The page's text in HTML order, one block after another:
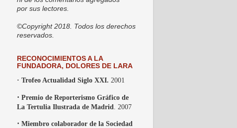
por sus lectores.
©Copyright 2018. Todos los derechos
reservados.
RECONOCIMIENTOS A LA
FUNDADORA, DOLORES DE LARA
· Trofeo Actualidad Siglo XXI. 2001
· Premio de Reporterismo Gráfico de
La Tertulia Ilustrada de Madrid . 2007
· Miembro colaborador de la Sociedad